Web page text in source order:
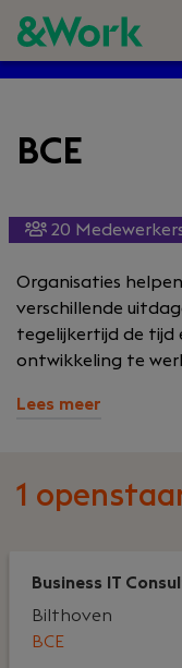
BCE
20
Organisaties
verschillende
tegelijkertijd de tijd
ontwikkeling te
Lees meer
1
Business IT
BCE
Bilthoven